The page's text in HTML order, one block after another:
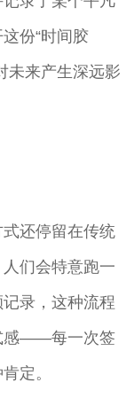
份“时间胶
未来产生深远影
还停留在传统
们会特意跑一
录，这种流程
感——每一次签
定。